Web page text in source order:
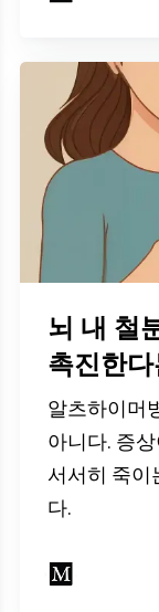
뇌 내 철
촉진한다
알츠하이머
아니다. 증
서서히 죽이
다.